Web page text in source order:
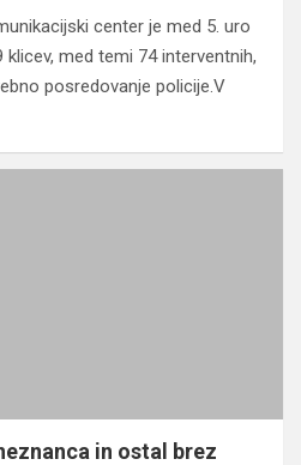
center je med 5. uro
klicev, med temi 74 interventnih,
posredovanje policije.V
in ostal brez